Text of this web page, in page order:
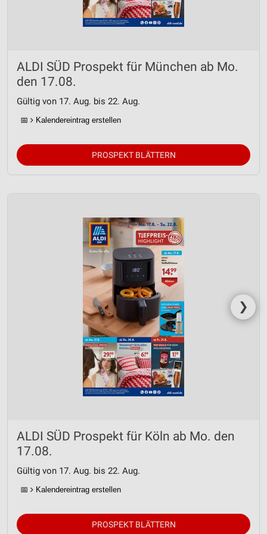
ALDI SÜD Prospekt für München ab Mo.
den 17.08.
Gültig von 17. Aug. bis 22. Aug.
📅 Kalendereintrag erstellen
PROSPEKT BLÄTTERN
❯
ALDI SÜD Prospekt für Köln ab Mo. den
17.08.
Gültig von 17. Aug. bis 22. Aug.
📅 Kalendereintrag erstellen
PROSPEKT BLÄTTERN
Entwicklung und Verbesserung der Angebote
IAB-Besonderheiten:
Verwendung genauer Standortdaten
Informationen identifizieren
Nicht-IAB-Verarbeitungszwecke:
Notwendig